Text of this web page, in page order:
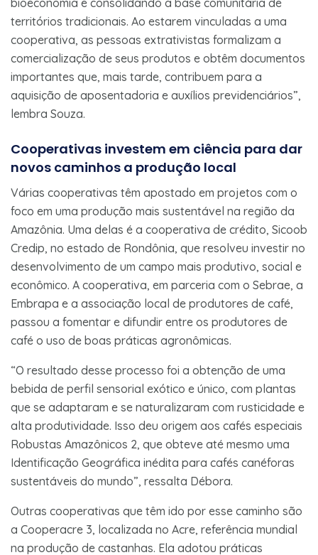
territórios tradicionais. Ao estarem vinculadas a uma
cooperativa, as pessoas extrativistas formalizam a
comercialização de seus produtos e obtêm documentos
importantes que, mais tarde, contribuem para a
aquisição de aposentadoria e auxílios previdenciários”,
lembra Souza.
Cooperativas investem em ciência para dar
novos caminhos a produção local
Várias cooperativas têm apostado em projetos com o
foco em uma produção mais sustentável na região da
Amazônia. Uma delas é a cooperativa de crédito, Sicoob
Credip, no estado de Rondônia, que resolveu investir no
desenvolvimento de um campo mais produtivo, social e
econômico. A cooperativa, em parceria com o Sebrae, a
Embrapa e a associação local de produtores de café,
passou a fomentar e difundir entre os produtores de
café o uso de boas práticas agronômicas.
“O resultado desse processo foi a obtenção de uma
bebida de perfil sensorial exótico e único, com plantas
que se adaptaram e se naturalizaram com rusticidade e
alta produtividade. Isso deu origem aos cafés especiais
Robustas Amazônicos 2, que obteve até mesmo uma
Identificação Geográfica inédita para cafés canéforas
sustentáveis do mundo”, ressalta Débora.
Outras cooperativas que têm ido por esse caminho são
a Cooperacre 3, localizada no Acre, referência mundial
na produção de castanhas. Ela adotou práticas